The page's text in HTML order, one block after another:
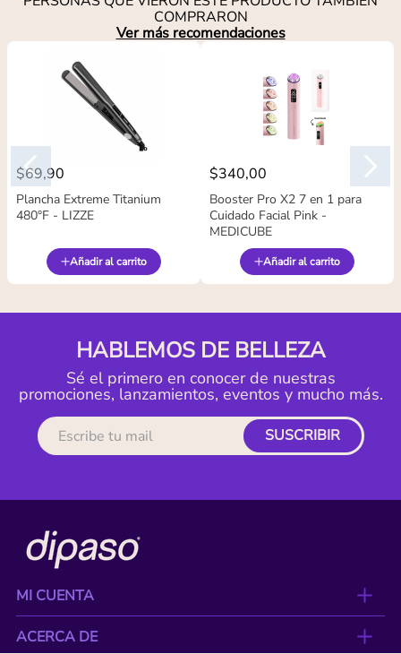
COMPRARON
Ver más recomendaciones
$69,90
Plancha Extreme Titanium
480°F - LIZZE
Añadir al carrito
$340,00
Booster Pro X2 7 en 1 para
Cuidado Facial Pink -
MEDICUBE
Añadir al carrito
HABLEMOS DE BELLEZA
Sé el primero en conocer de nuestras
promociones, lanzamientos, eventos y mucho más.
SUSCRIBIR
MI CUENTA
ACERCA DE